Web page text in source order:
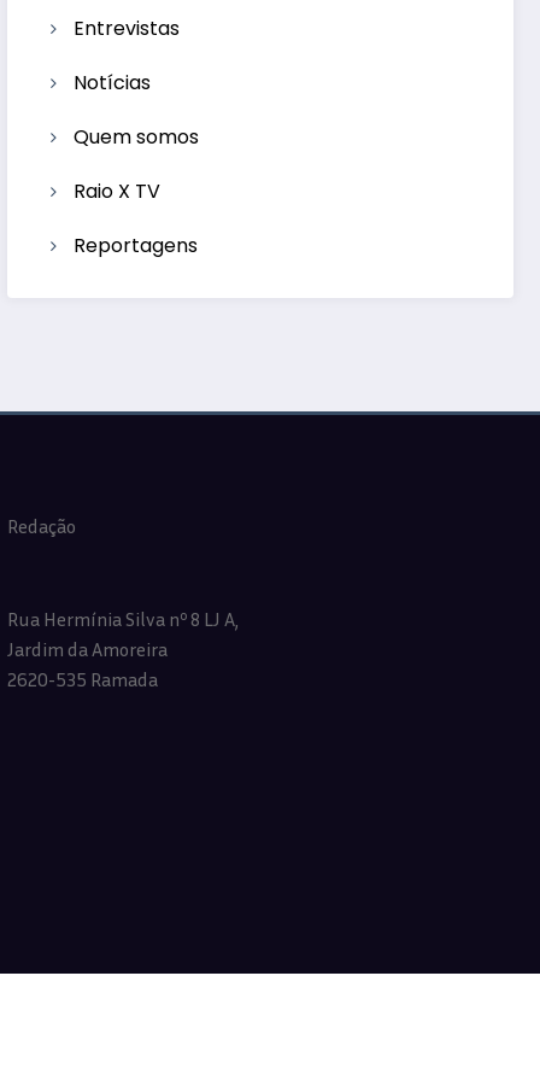
Entrevistas
Notícias
Quem somos
Raio X TV
Reportagens
Redação
Rua Hermínia Silva nº 8 LJ A,
Jardim da Amoreira
2620-535 Ramada